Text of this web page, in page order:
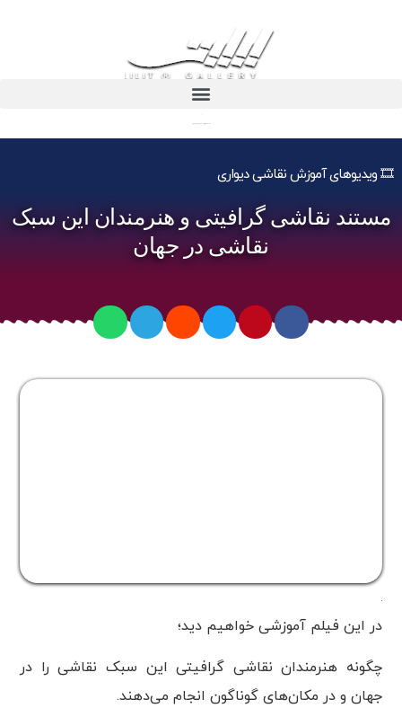
🎞️ ویدیوهای آموزش نقاشی دیواری
مستند نقاشی گرافیتی و هنرمندان این سبک
نقاشی در جهان
در این فیلم آموزشی خواهیم دید؛
چگونه هنرمندان نقاشی گرافیتی این سبک نقاشی را در
جهان و در مکان‌های گوناگون انجام می‌دهند.